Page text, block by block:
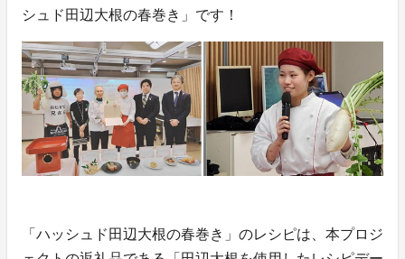
シュド田辺大根の春巻き」です！
「ハッシュド田辺大根の春巻き」のレシピは、本プロジ